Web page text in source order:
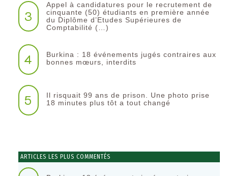
3
Appel à candidatures pour le recrutement de
cinquante (50) étudiants en première année
du Diplôme d’Etudes Supérieures de
Comptabilité (…)
4
Burkina : 18 événements jugés contraires aux
bonnes mœurs, interdits
5
Il risquait 99 ans de prison. Une photo prise
18 minutes plus tôt a tout changé
ARTICLES LES PLUS COMMENTÉS